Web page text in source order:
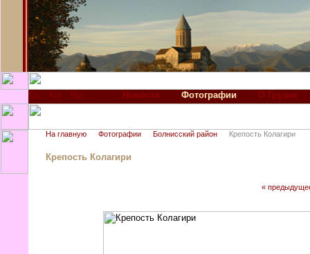
Новости Фотографии О Грузии
На главную Фотографии Болнисский район Крепость Колагири
Крепость Колагири
«